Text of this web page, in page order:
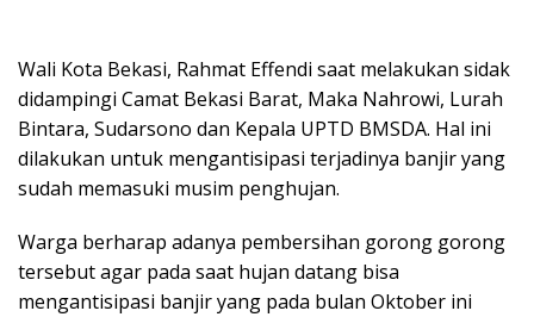
Wali Kota Bekasi, Rahmat Effendi saat melakukan sidak
didampingi Camat Bekasi Barat, Maka Nahrowi, Lurah
Bintara, Sudarsono dan Kepala UPTD BMSDA. Hal ini
dilakukan untuk mengantisipasi terjadinya banjir yang
sudah memasuki musim penghujan.
Warga berharap adanya pembersihan gorong gorong
tersebut agar pada saat hujan datang bisa
mengantisipasi banjir yang pada bulan Oktober ini